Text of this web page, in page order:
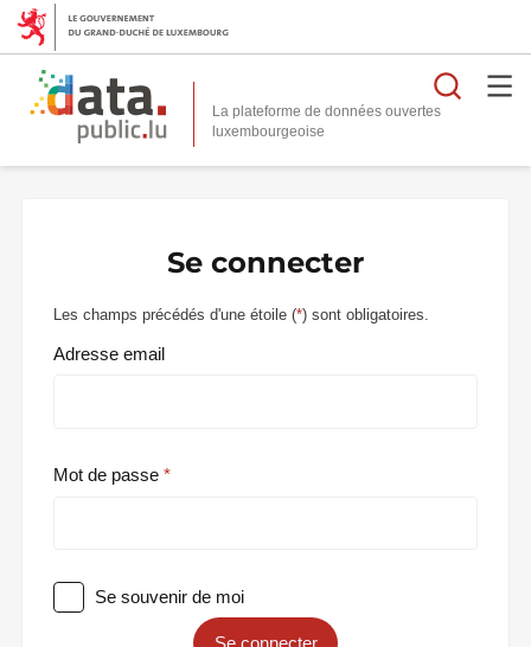
La plateforme de données ouvertes
Se connecter
Les champs précédés d'une étoile (*) sont obligatoires.
Adresse email
Mot de passe
Se souvenir de moi